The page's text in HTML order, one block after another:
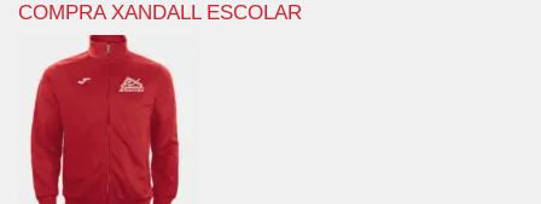
COMPRA XANDALL ESCOLAR